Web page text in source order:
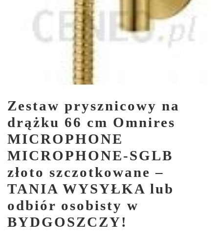
Zestaw prysznicowy na
drążku 66 cm Omnires
MICROPHONE
MICROPHONE-SGLB
złoto szczotkowane –
TANIA WYSYŁKA lub
odbiór osobisty w
BYDGOSZCZY!